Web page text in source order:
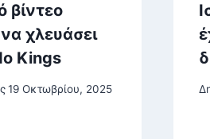
βίντεο
χλευάσει
Kings
19 Οκτωβρίου, 2025